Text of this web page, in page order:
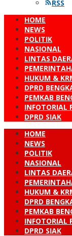
RSS
HOME
NEWS
POLITIK
NASIONAL
LINTAS
HUKUM &
DPRD
PEMKAB
INFOTORIAL
DPRD SIAK
HOME
NEWS
POLITIK
NASIONAL
LINTAS
HUKUM &
DPRD
PEMKAB
INFOTORIAL
DPRD SIAK